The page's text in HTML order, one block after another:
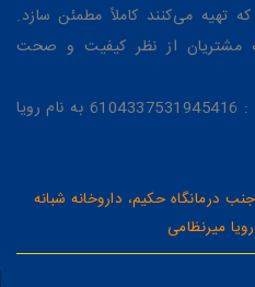
تهیه می‌کنند کاملاً مطمئن سازد.
مشتریان از نظر کیفیت و صحت
شماره کارت جهت خرید محصولات : 6104337531945416 به نام رویا
درمانگاه حکیم، داروخانه شبانه
میرنظامی